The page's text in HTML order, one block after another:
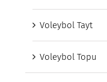
Voleybol Tayt
Voleybol Topu